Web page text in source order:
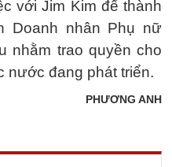
với Jim Kim để thành
Doanh nhân Phụ nữ
nhằm trao quyền cho
nước đang phát triển.
PHƯƠNG ANH